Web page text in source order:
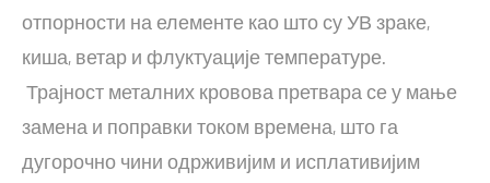
отпорности на елементе као што су УВ зраке,
киша, ветар и флуктуације температуре.
Трајност металних кровова претвара се у мање
замена и поправки током времена, што га
дугорочно чини одрживијим и исплативијим